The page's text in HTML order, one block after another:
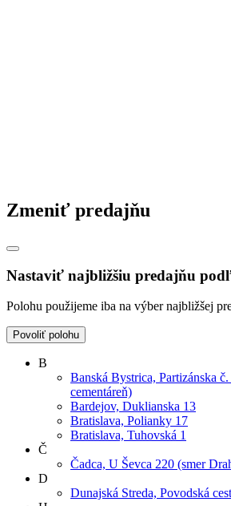
Zmeniť predajňu
Nastaviť najbližšiu predajňu
Polohu použijeme iba na výber najbližšej
Povoliť polohu
B
Banská Bystrica, Partizánska č.
cementáreň)
Bardejov, Duklianska 13
Bratislava, Polianky 17
Bratislava, Tuhovská 1
Č
Čadca, U Ševca 220 (smer
D
Dunajská Streda, Povodská